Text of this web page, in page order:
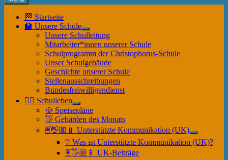
🏁 Startseite
🏫 Unsere Schule
Untermenü
anzeigen
Unsere Schulleitung
Mitarbeiter*innen unserer Schule
Schulprogramm der Christophorus-Schule
Unser Schulgebäude
Geschichte unserer Schule
Stellenausschreibungen
Bundesfreiwilligendienst
🤹‍♀️ Schulleben
Untermenü
anzeigen
🥘 Speisepläne
👋 Gebärden des Monats
🖲👋🏼📱 Unterstützte Kommunikation (UK)
Untermenü
anzeigen
❔ Was ist Unterstützte Kommunikation (UK)?
🖲👋🏼📱 UK-Beiträge